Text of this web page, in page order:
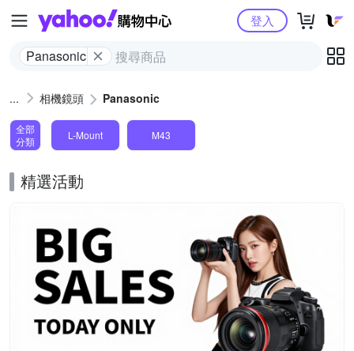
Yahoo購物中心
Panasonic
登入
相機鏡頭 Panasonic
全部
分類
L-Mount M43
精選活動